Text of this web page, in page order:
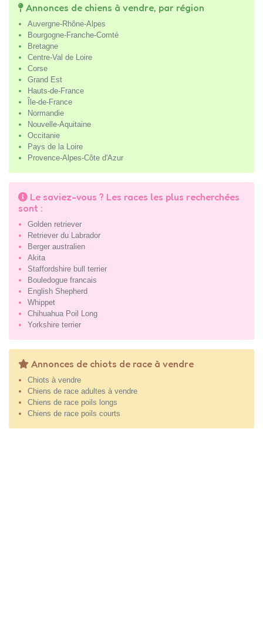
Annonces de chiens à vendre, par région
Auvergne-Rhône-Alpes
Bourgogne-Franche-Comté
Bretagne
Centre-Val de Loire
Corse
Grand Est
Hauts-de-France
Île-de-France
Normandie
Nouvelle-Aquitaine
Occitanie
Pays de la Loire
Provence-Alpes-Côte d'Azur
Le saviez-vous ? Les races les plus recherchées
sont :
Golden retriever
Retriever du Labrador
Berger australien
Akita
Staffordshire bull terrier
Bouledogue francais
English Shepherd
Whippet
Chihuahua Poil Long
Yorkshire terrier
Annonces de chiots de race à vendre
Chiots à vendre
Chiens de race adultes à vendre
Chiens de race poils longs
Chiens de race poils courts